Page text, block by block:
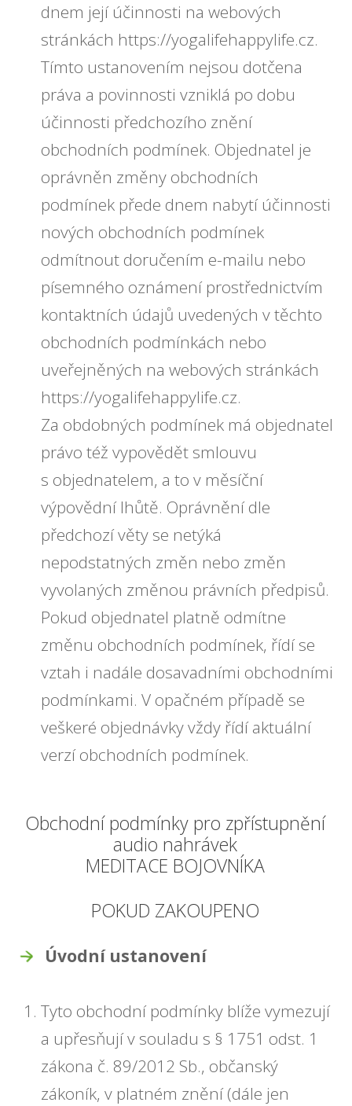
dnem její účinnosti na webových
stránkách https://yogalifehappylife.cz.
Tímto ustanovením nejsou dotčena
práva a povinnosti vzniklá po dobu
účinnosti předchozího znění
obchodních podmínek. Objednatel je
oprávněn změny obchodních
podmínek přede dnem nabytí účinnosti
nových obchodních podmínek
odmítnout doručením e-mailu nebo
písemného oznámení prostřednictvím
kontaktních údajů uvedených v těchto
obchodních podmínkách nebo
uveřejněných na webových stránkách
https://yogalifehappylife.cz.
Za obdobných podmínek má objednatel
právo též vypovědět smlouvu
s objednatelem, a to v měsíční
výpovědní lhůtě. Oprávnění dle
předchozí věty se netýká
nepodstatných změn nebo změn
vyvolaných změnou právních předpisů.
Pokud objednatel platně odmítne
změnu obchodních podmínek, řídí se
vztah i nadále dosavadními obchodními
podmínkami. V opačném případě se
veškeré objednávky vždy řídí aktuální
verzí obchodních podmínek.
Obchodní podmínky pro zpřístupnění
audio nahrávek
MEDITACE BOJOVNÍKA
POKUD ZAKOUPENO
Úvodní ustanovení
Tyto obchodní podmínky blíže vymezují
a upřesňují v souladu s § 1751 odst. 1
zákona č. 89/2012 Sb., občanský
zákoník, v platném znění (dále jen